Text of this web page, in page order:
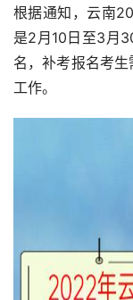
根据通知，云南
是2月10日至3月
名，补考报名考
工作。